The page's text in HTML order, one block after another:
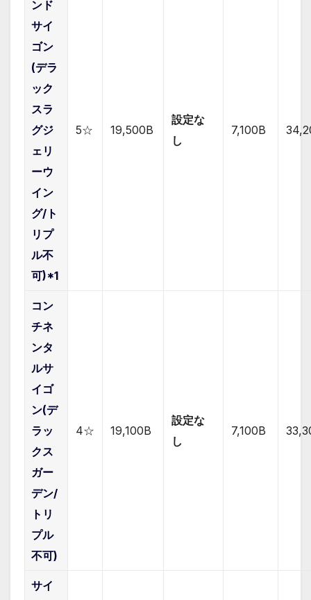
ンド
サイ
ゴン
(デラ
ック
スラ
グジ
ェリ
ーウ
イン
グ/ト
リプ
ル不
可)*1
5☆ 19,500B
設定な
し
7,100B
コン
チネ
ンタ
ルサ
イゴ
ン(デ
ラッ
クス
ガー
デン/
トリ
プル
不可)
4☆ 19,100B
設定な
し
7,100B
サイ